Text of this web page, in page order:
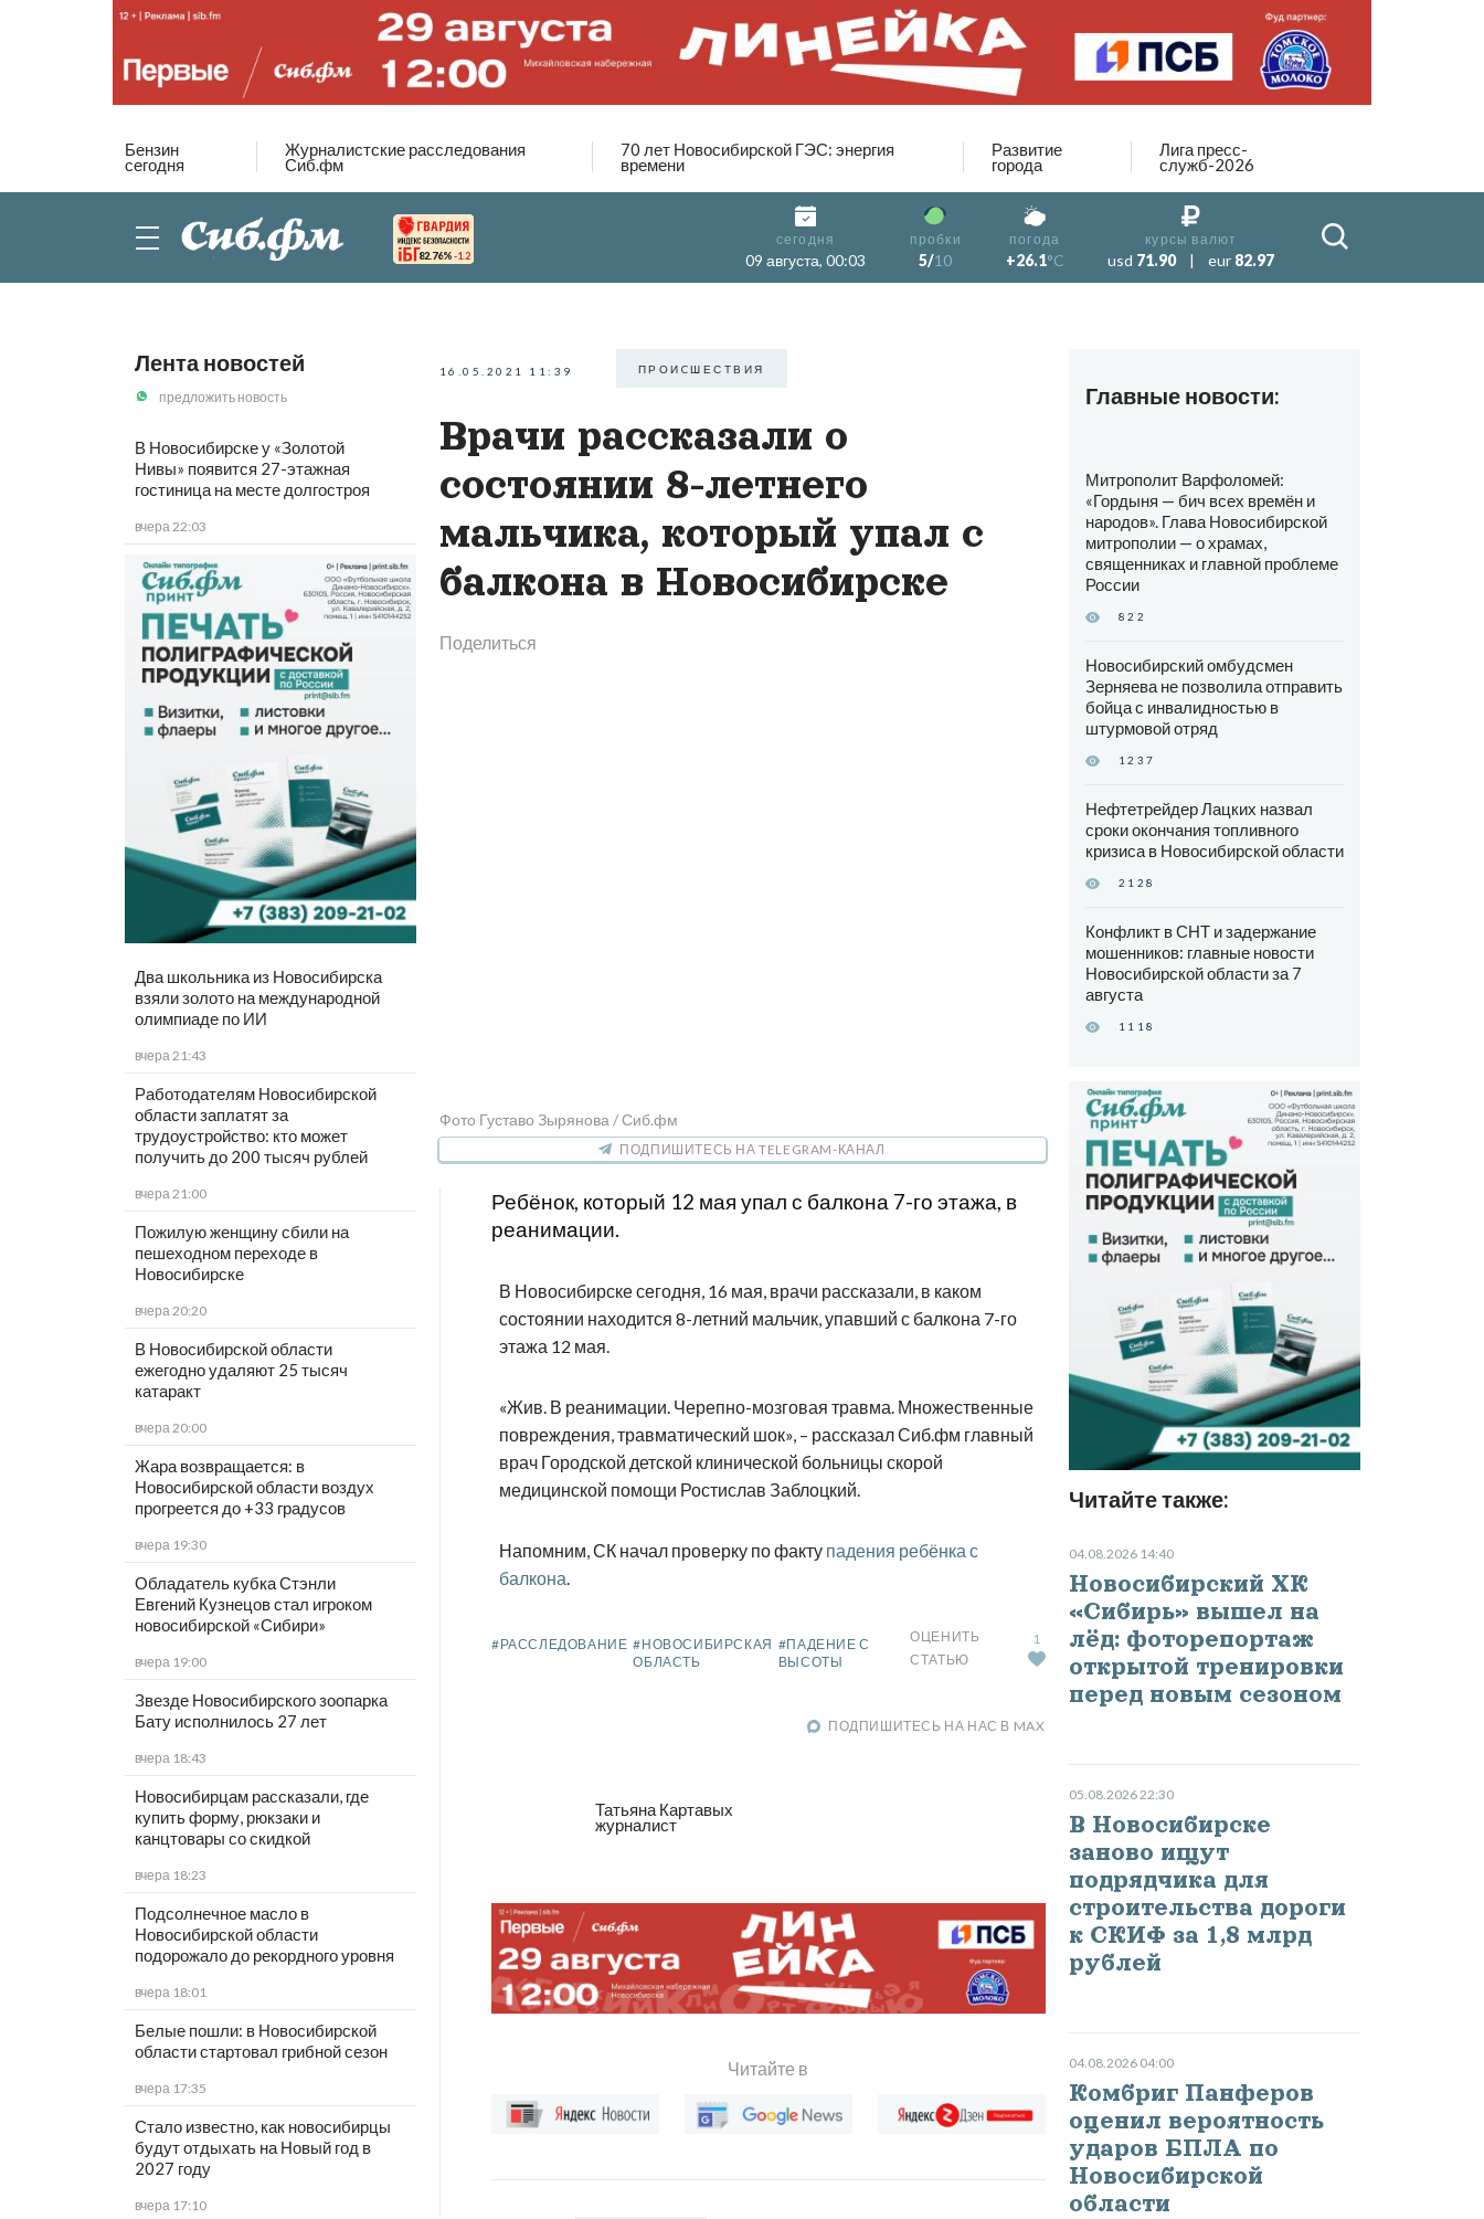
Бензин
сегодня
Журналистские расследования
Сиб.фм
70 лет Новосибирской ГЭС: энергия
времени
Развитие
города
Лига пресс-
служб-2026
82.76% -1.2
сегодня
09 августа, 00:03
пробки
5/10
погода
+26.1°C
курсы валют
usd 71.90 | eur 82.97
Лента новостей
предложить новость
В Новосибирске у «Золотой
Нивы» появится 27-этажная
гостиница на месте долгостроя
вчера 22:03
Два школьника из Новосибирска
взяли золото на международной
олимпиаде по ИИ
вчера 21:43
Работодателям Новосибирской
области заплатят за
трудоустройство: кто может
получить до 200 тысяч рублей
вчера 21:00
Пожилую женщину сбили на
пешеходном переходе в
Новосибирске
вчера 20:20
В Новосибирской области
ежегодно удаляют 25 тысяч
катаракт
вчера 20:00
Жара возвращается: в
Новосибирской области воздух
прогреется до +33 градусов
вчера 19:30
Обладатель кубка Стэнли
Евгений Кузнецов стал игроком
новосибирской «Сибири»
вчера 19:00
Звезде Новосибирского зоопарка
Бату исполнилось 27 лет
вчера 18:43
Новосибирцам рассказали, где
купить форму, рюкзаки и
канцтовары со скидкой
вчера 18:23
Подсолнечное масло в
Новосибирской области
подорожало до рекордного уровня
вчера 18:01
Белые пошли: в Новосибирской
области стартовал грибной сезон
вчера 17:35
Стало известно, как новосибирцы
будут отдыхать на Новый год в
2027 году
вчера 17:10
16.05.2021 11:39 ПРОИCШЕСТВИЯ
Врачи рассказали о
состоянии 8-летнего
мальчика, который упал с
балкона в Новосибирске
Поделиться
Фото Густаво Зырянова / Сиб.фм
ПОДПИШИТЕСЬ НА TELEGRAM-КАНАЛ
Ребёнок, который 12 мая упал с балкона 7-го этажа, в
реанимации.
В Новосибирске сегодня, 16 мая, врачи рассказали, в каком
состоянии находится 8-летний мальчик, упавший с балкона 7-го
этажа 12 мая.
«Жив. В реанимации. Черепно-мозговая травма. Множественные
повреждения, травматический шок», – рассказал Сиб.фм главный
врач Городской детской клинической больницы скорой
медицинской помощи Ростислав Заблоцкий.
Напомним, СК начал проверку по факту падения ребёнка с
балкона.
#РАССЛЕДОВАНИЕ #НОВОСИБИРСКАЯ
ОБЛАСТЬ
#ПАДЕНИЕ С
ВЫСОТЫ
ОЦЕНИТЬ
СТАТЬЮ
1
ПОДПИШИТЕСЬ НА НАС В MAX
Татьяна Картавых
журналист
Читайте в
Главные новости:
Митрополит Варфоломей:
«Гордыня — бич всех времён и
народов». Глава Новосибирской
митрополии — о храмах,
священниках и главной проблеме
России
822
Новосибирский омбудсмен
Зерняева не позволила отправить
бойца с инвалидностью в
штурмовой отряд
1237
Нефтетрейдер Лацких назвал
сроки окончания топливного
кризиса в Новосибирской области
2128
Конфликт в СНТ и задержание
мошенников: главные новости
Новосибирской области за 7
августа
1118
Читайте также:
04.08.2026 14:40
Новосибирский ХК
«Сибирь» вышел на
лёд: фоторепортаж
открытой тренировки
перед новым сезоном
05.08.2026 22:30
В Новосибирске
заново ищут
подрядчика для
строительства дороги
к СКИФ за 1,8 млрд
рублей
04.08.2026 04:00
Комбриг Панферов
оценил вероятность
ударов БПЛА по
Новосибирской
области